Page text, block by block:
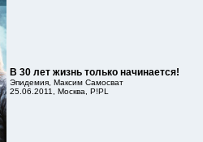
В 30 лет жизнь только начинается!
Эпидемия, Максим Самосват
25.06.2011, Москва, P!PL